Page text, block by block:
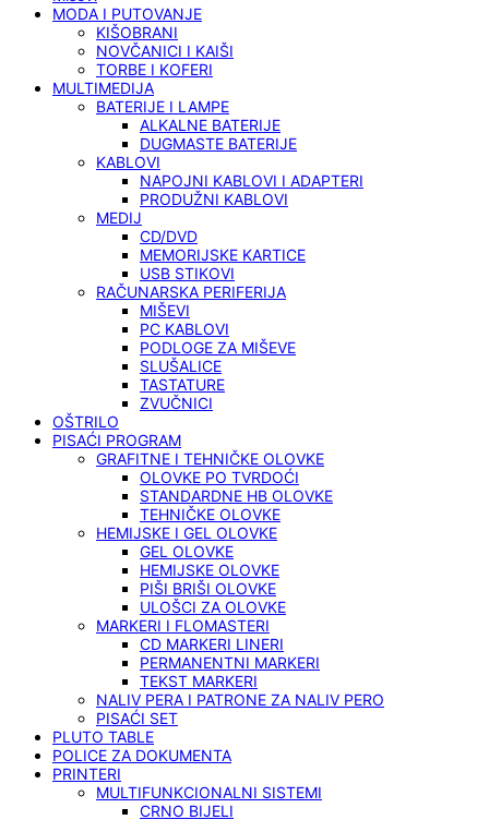
MODA I PUTOVANJE
KIŠOBRANI
NOVČANICI I KAIŠI
TORBE I KOFERI
MULTIMEDIJA
BATERIJE I LAMPE
ALKALNE BATERIJE
DUGMASTE BATERIJE
KABLOVI
NAPOJNI KABLOVI I ADAPTERI
PRODUŽNI KABLOVI
MEDIJ
CD/DVD
MEMORIJSKE KARTICE
USB STIKOVI
RAČUNARSKA PERIFERIJA
MIŠEVI
PC KABLOVI
PODLOGE ZA MIŠEVE
SLUŠALICE
TASTATURE
ZVUČNICI
OŠTRILO
PISAĆI PROGRAM
GRAFITNE I TEHNIČKE OLOVKE
OLOVKE PO TVRDOĆI
STANDARDNE HB OLOVKE
TEHNIČKE OLOVKE
HEMIJSKE I GEL OLOVKE
GEL OLOVKE
HEMIJSKE OLOVKE
PIŠI BRIŠI OLOVKE
ULOŠCI ZA OLOVKE
MARKERI I FLOMASTERI
CD MARKERI LINERI
PERMANENTNI MARKERI
TEKST MARKERI
NALIV PERA I PATRONE ZA NALIV PERO
PISAĆI SET
PLUTO TABLE
POLICE ZA DOKUMENTA
PRINTERI
MULTIFUNKCIONALNI SISTEMI
CRNO BIJELI